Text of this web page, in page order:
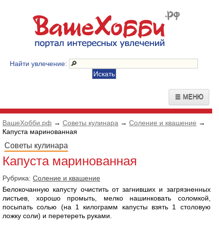
Найти увлечение:
☰ МЕНЮ
ВашеХобби.рф → Советы кулинара → Соление и квашение →
Капуста маринованная
Советы кулинара
Капуста маринованная
Рубрика: Соление и квашение
Белокочанную капусту очистить от загнивших и загрязненных
листьев, хорошо промыть, мелко нашинковать соломкой,
посыпать солью (на 1 килограмм капусты взять 1 столовую
ложку соли) и перетереть руками.